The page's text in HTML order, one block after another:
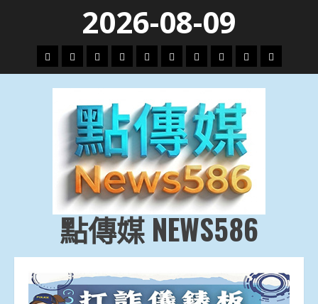
content
2026-08-09
頭
條
財
經
地
方.
會
文
教.
技
專
題
娛
樂
劇
政
治
國
際
運
動
生
活
點傳媒 NEWS586